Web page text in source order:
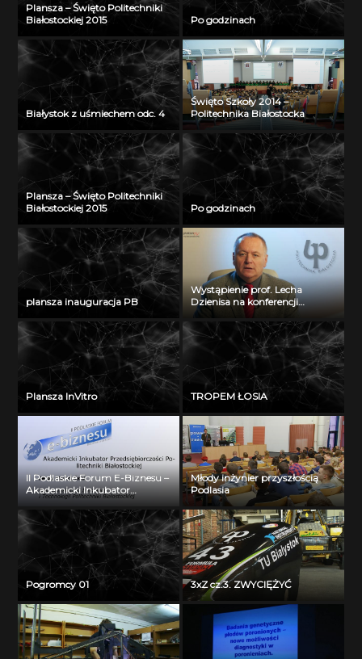
Plansza – Święto Politechniki
Białostockiej 2015
Po godzinach
Białystok z uśmiechem odc. 4
Święto Szkoły 2014 –
Politechnika Białostocka
Plansza – Święto Politechniki
Białostockiej 2015
Po godzinach
plansza inauguracja PB
Wystąpienie prof. Lecha
Dzienisa na konferencji
„Integration, partnership and
innovations in civil engineering
and education”
Plansza InVitro TROPEM ŁOSIA
II Podlaskie Forum E-Biznesu –
Akademicki Inkubator
Przedsiębiorczości Politechniki
Białostockiej – Jerzy Muszyński
Młody inżynier przyszłością
Podlasia
Pogromcy 01 3xZ cz.3. ZWYCIĘŻYĆ